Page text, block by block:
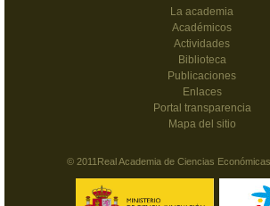
La academia
Académicos
Actividades
Biblioteca
Publicaciones
Enlaces
Portal transparencia
Mapa del sitio
© 2011Real Academia de Ciencias